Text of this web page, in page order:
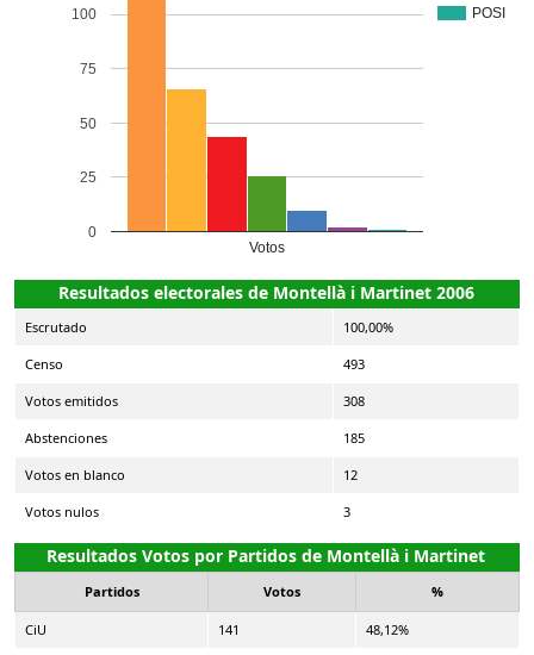
POSI
Votos
0
25
50
75
100
Resultados electorales de Montellà i Martinet 2006
Escrutado 100,00%
Censo 493
Votos emitidos 308
Abstenciones 185
Votos en blanco 12
Votos nulos 3
Resultados Votos por Partidos de Montellà i Martinet
Partidos Votos %
CiU 141 48,12%